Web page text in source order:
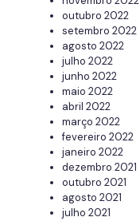
outubro 2022
setembro 2022
agosto 2022
julho 2022
junho 2022
maio 2022
abril 2022
março 2022
fevereiro 2022
janeiro 2022
dezembro 2021
outubro 2021
agosto 2021
julho 2021